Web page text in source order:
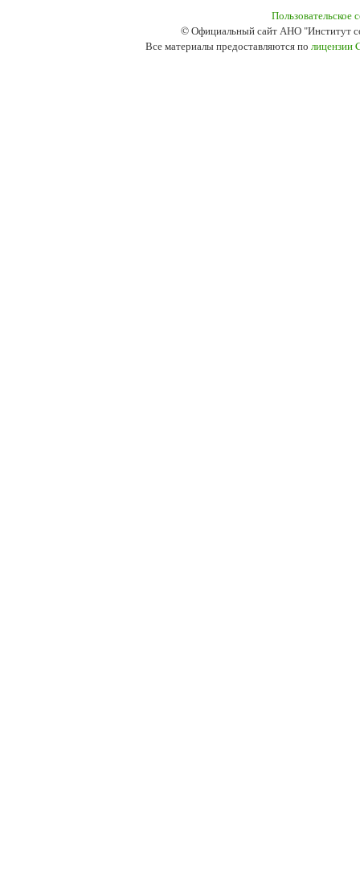
Пользовательское
© Официальный сайт АНО "Институт
Все материалы предоставляются по лицензии